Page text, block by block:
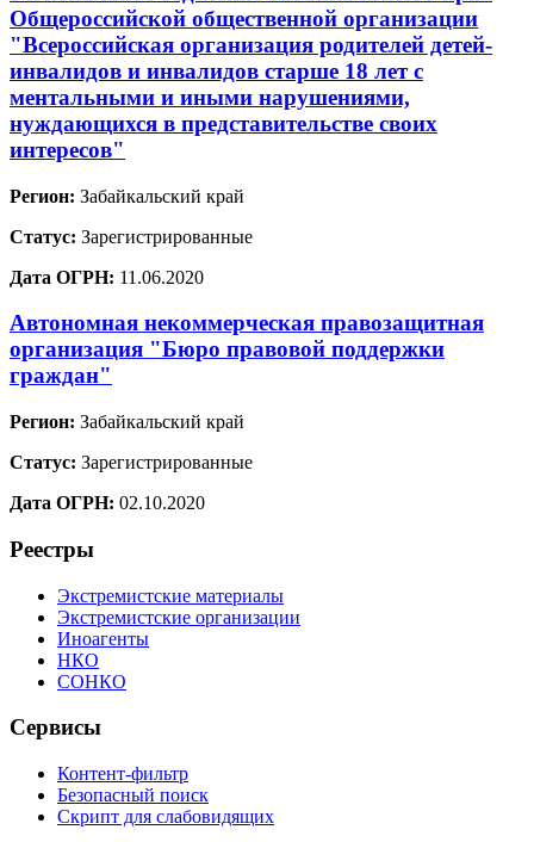
Общероссийской общественной организации
"Всероссийская организация родителей детей-
инвалидов и инвалидов старше 18 лет с
ментальными и иными нарушениями,
нуждающихся в представительстве своих
интересов"
Регион: Забайкальский край
Статус: Зарегистрированные
Дата ОГРН: 11.06.2020
Автономная некоммерческая правозащитная
организация "Бюро правовой поддержки
граждан"
Регион: Забайкальский край
Статус: Зарегистрированные
Дата ОГРН: 02.10.2020
Реестры
Экстремистские материалы
Экстремистские организации
Иноагенты
НКО
СОНКО
Сервисы
Контент-фильтр
Безопасный поиск
Скрипт для слабовидящих